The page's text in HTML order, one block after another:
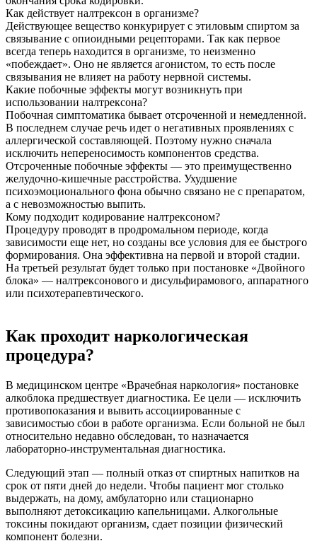
Как действует налтрексон в организме?
Действующее вещество конкурирует с этиловым спиртом за
связывание с опиоидными рецепторами. Так как первое
всегда теперь находится в организме, то неизменно
«побеждает». Оно не является агонистом, то есть после
связывания не влияет на работу нервной системы.
Какие побочные эффекты могут возникнуть при
использовании налтрексона?
Побочная симптоматика бывает отсроченной и немедленной.
В последнем случае речь идет о негативных проявлениях с
аллергической составляющей. Поэтому нужно сначала
исключить непереносимость компонентов средства.
Отсроченные побочные эффекты — это преимущественно
желудочно-кишечные расстройства. Ухудшение
психоэмоционального фона обычно связано не с препаратом,
а с невозможностью выпить.
Кому подходит кодирование налтрексоном?
Процедуру проводят в продромальном периоде, когда
зависимости еще нет, но созданы все условия для ее быстрого
формирования. Она эффективна на первой и второй стадии.
На третьей результат будет только при постановке «Двойного
блока» — налтрексонового и дисульфирамового, аппаратного
или психотерапевтического.
Как проходит наркологическая
процедура?
В медицинском центре «Врачебная наркология» постановке
алкоблока предшествует диагностика. Ее цели — исключить
противопоказания и вывить ассоциированные с
зависимостью сбои в работе организма. Если больной не был
относительно недавно обследован, то назначается
лабораторно-инструментальная диагностика.
Следующий этап — полный отказ от спиртных напитков на
срок от пяти дней до недели. Чтобы пациент мог столько
выдержать, на дому, амбулаторно или стационарно
выполняют детоксикацию капельницами. Алкогольные
токсины покидают организм, сдает позиции физический
компонент болезни.